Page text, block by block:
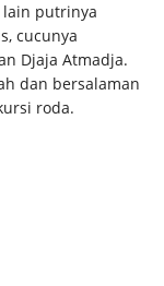
lain putrinya
cucunya
Djaja Atmadja.
dan bersalaman
roda.